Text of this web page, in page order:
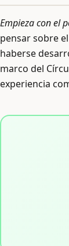
Empieza con el
pensar sobre
haberse
marco del
experiencia